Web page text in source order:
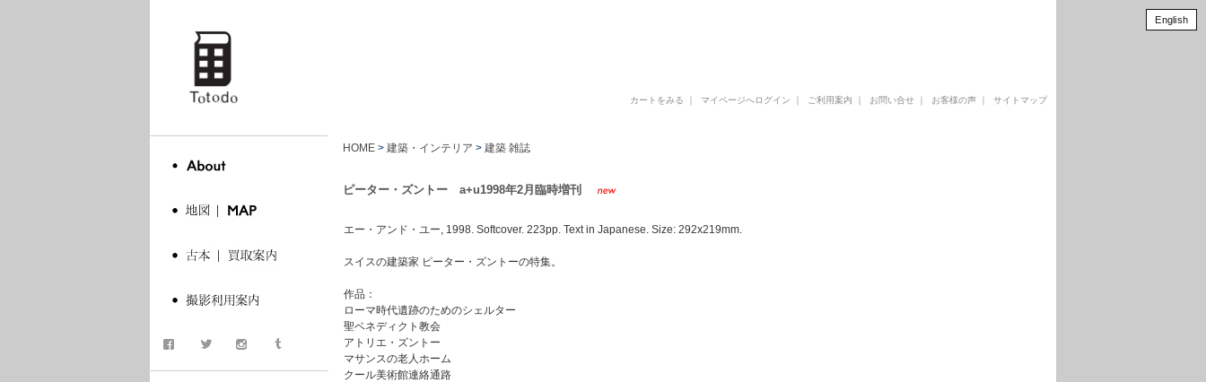
カートをみる マイページへログイン ご利用案内 お問い合せ お客様の声 サイトマップ
HOME > 建築・インテリア > 建築 雑誌
ピーター・ズントー a+u1998年2月臨時増刊
エー・アンド・ユー, 1998. Softcover. 223pp. Text in Japanese. Size: 292x219mm.
スイスの建築家 ピーター・ズントーの特集。
作品：
ローマ時代遺跡のためのシェルター
聖ベネディクト教会
アトリエ・ズントー
マサンスの老人ホーム
クール美術館連絡通路
English